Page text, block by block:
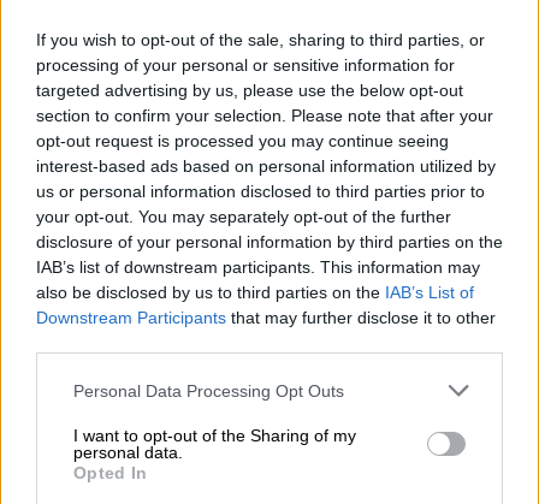
If you wish to opt-out of the sale, sharing to third parties, or
processing of your personal or sensitive information for
targeted advertising by us, please use the below opt-out
section to confirm your selection. Please note that after your
opt-out request is processed you may continue seeing
interest-based ads based on personal information utilized by
us or personal information disclosed to third parties prior to
your opt-out. You may separately opt-out of the further
disclosure of your personal information by third parties on the
IAB’s list of downstream participants. This information may
also be disclosed by us to third parties on the IAB’s List of
Downstream Participants that may further disclose it to other
Please note that this website/app uses one or more Google
not limited to your visit or usage behaviour. You may click to
grant or deny consent to Google and its third-party tags to
use your data for below specified purposes in below Google
Personal Data Processing Opt Outs
I want to opt-out of the Sharing of my
personal data.
Opted In
ανθρωποκυνηγητόγια τον εντοπισμό του
άνδρα που φέρεται ότι πυροβόλησε την
60χρονηΙρίνα Φάριον σε έναν δρόμο της
πόλης Λβιβ.
ΔΙΑΒΑΣΤΕ ΕΠΙΣΗΣ
Ελλάδα| 17.07.2024 12:50
ΓΕΕΘΑ: Δεν θα σταλούν μέλη της Ζ
ΜΑΚ στα σύνορα με την Ουκρανία
Κόσμος|17.07.2024 23:14
ανταλλαγή αιχμαλώτων